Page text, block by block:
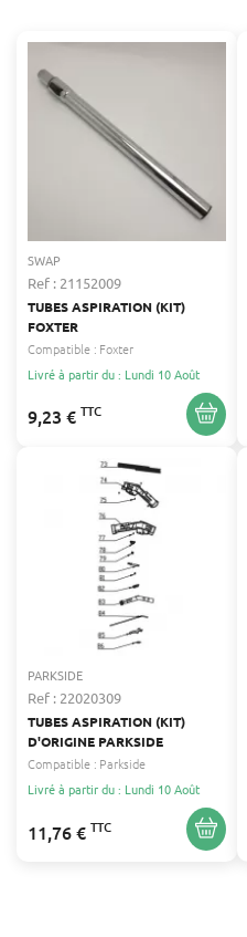
SWAP
Ref : 21152009
TUBES ASPIRATION (KIT)
FOXTER
Compatible : Foxter
Livré à partir du : Lundi 10 Août
9,23 € TTC
PARKSIDE
Ref : 22020309
TUBES ASPIRATION (KIT)
D'ORIGINE PARKSIDE
Compatible : Parkside
Livré à partir du : Lundi 10 Août
11,76 € TTC